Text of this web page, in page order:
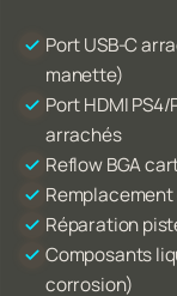
Port USB-C
manette)
Port HDMI
arrachés
Reflow BGA
Réparation
Composants
corrosion)